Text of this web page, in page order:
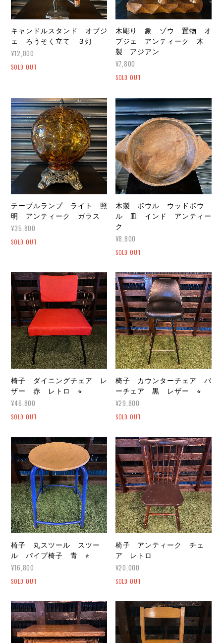
キャンドルスタンド オブジ
ェ ろうそく立て ３灯
¥12,800
SOLD OUT
木彫り 象 ゾウ 置物 オ
ブジェ アンティーク 木
製 アジアン
¥7,800
SOLD OUT
テーブルランプ ライト 照
明 アンティーク ガラス
¥35,800
SOLD OUT
木製 ボウル ウッドボウ
ル 皿 インド アンティー
ク
¥8,800
SOLD OUT
椅子 ダイニングチェア レ
ザー 赤 レトロ ⭐︎
¥46,800
SOLD OUT
椅子 カウンターチェア バ
ーチェア 黒 レザー ⭐︎
¥29,800
SOLD OUT
椅子 丸スツール スツー
ル パイプ椅子 青 ⭐︎
¥16,800
SOLD OUT
椅子 アンティーク チェ
ア レトロ
¥20,000
SOLD OUT